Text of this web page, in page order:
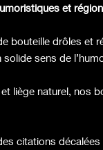
et
bouteille drôles et
sens de
liège naturel, nos
citations